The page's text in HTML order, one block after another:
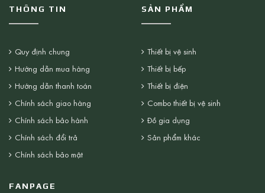
THÔNG TIN
Quy định chung
Hướng dẫn mua hàng
Hướng dẫn thanh toán
Chính sách giao hàng
Chính sách bảo hành
Chính sách đổi trả
Chính sách bảo mật
SẢN PHẨM
Thiết bị vệ sinh
Thiết bị bếp
Thiết bị điện
Combo thiết bị vệ sinh
Đồ gia dụng
Sản phẩm khác
FANPAGE